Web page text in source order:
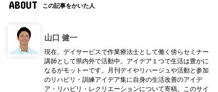
ABOUT この記事をかいた人
山口 健一
現在、デイサービスで作業療法士として働く傍らセミナー
講師として県内外で活動中。アイデア１つで生活は豊かに
なるがモットーです。月刊デイやリハージュや活動と参加
のリハビリ・訓練アイデア集に自身の生活改善のアイデ
ア・リハビリ・レクリエーションについて寄稿。このサイ